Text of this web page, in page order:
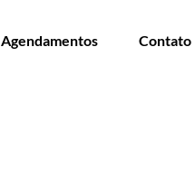
Agendamentos Contato